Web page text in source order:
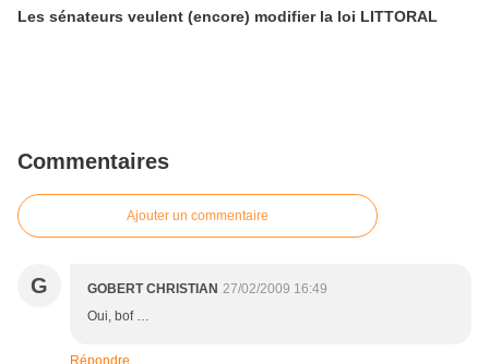
Les sénateurs veulent (encore) modifier la loi LITTORAL
Commentaires
Ajouter un commentaire
G GOBERT CHRISTIAN 27/02/2009 16:49
Oui, bof …
Répondre